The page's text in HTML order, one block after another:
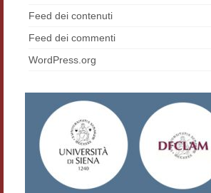
Presentazione
Indice 1986-2008
Sezioni bibliografiche
Saggi e testi online
Feed dei contenuti
Feed dei commenti
WordPress.org